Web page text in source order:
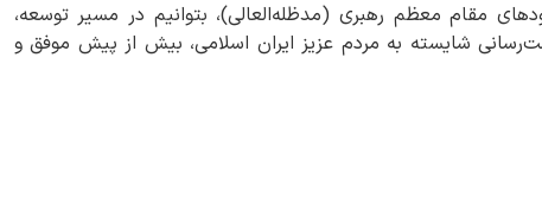
مقام معظم رهبری (مدظله‌العالی)، بتوانیم در مسیر توسعه،
شایسته به مردم عزیز ایران اسلامی، بیش از پیش موفق و